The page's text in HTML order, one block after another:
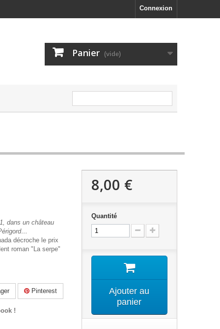
Connexion
Panier (vide)
dans un château
décroche le prix
roman "La serpe"
Pinterest
!
8,00 €
Quantité
Ajouter au
panier